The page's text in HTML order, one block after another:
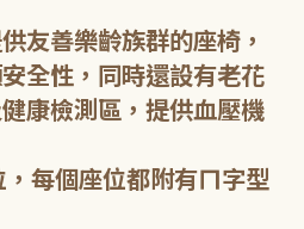
友善樂齡族群的座椅，
全性，同時還設有老花
康檢測區，提供血壓機
每個座位都附有ㄇ字型